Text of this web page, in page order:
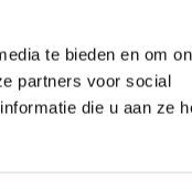
te bieden en om
partners voor social
die u aan ze
verhaal te delen,
Samen kiezen we
(mol),